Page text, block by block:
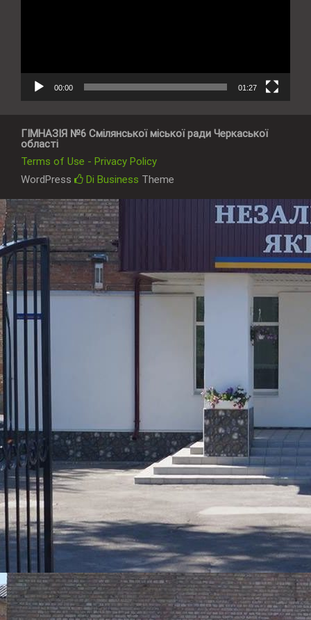
00:00 01:27
ГІМНАЗІЯ №6 Смілянської міської ради Черкаської
області
Terms of Use - Privacy Policy
WordPress
Di Business Theme